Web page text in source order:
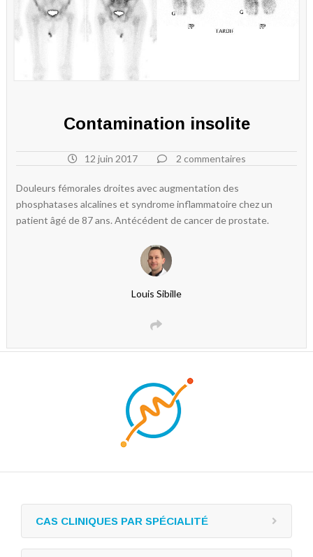
Contamination insolite
12 juin 2017 2 commentaires
Douleurs fémorales droites avec augmentation des
phosphatases alcalines et syndrome inflammatoire chez un
patient âgé de 87 ans. Antécédent de cancer de prostate.
Louis Sibille
CAS CLINIQUES PAR SPÉCIALITÉ